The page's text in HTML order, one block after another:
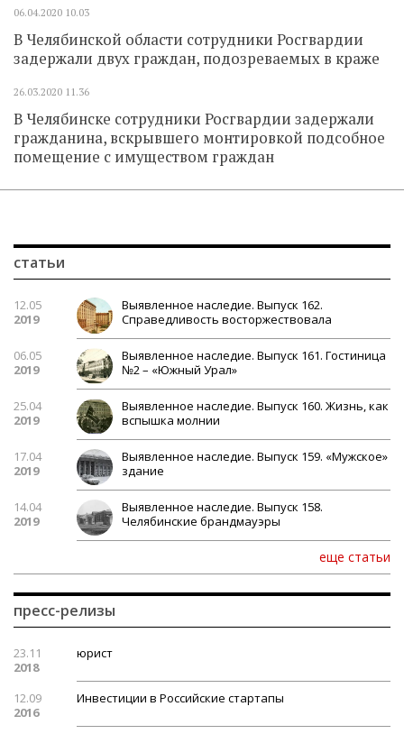
06.04.2020 10.03
В Челябинской области сотрудники Росгвардии
задержали двух граждан, подозреваемых в краже
26.03.2020 11.36
В Челябинске сотрудники Росгвардии задержали
гражданина, вскрывшего монтировкой подсобное
помещение с имуществом граждан
статьи
12.05
2019
Выявленное наследие. Выпуск 162.
Справедливость восторжествовала
06.05
2019
Выявленное наследие. Выпуск 161. Гостиница
№2 – «Южный Урал»
25.04
2019
Выявленное наследие. Выпуск 160. Жизнь, как
вспышка молнии
17.04
2019
Выявленное наследие. Выпуск 159. «Мужское»
здание
14.04
2019
Выявленное наследие. Выпуск 158.
Челябинские брандмауэры
еще статьи
пресс-релизы
23.11
2018
юрист
12.09
2016
Инвестиции в Российские стартапы